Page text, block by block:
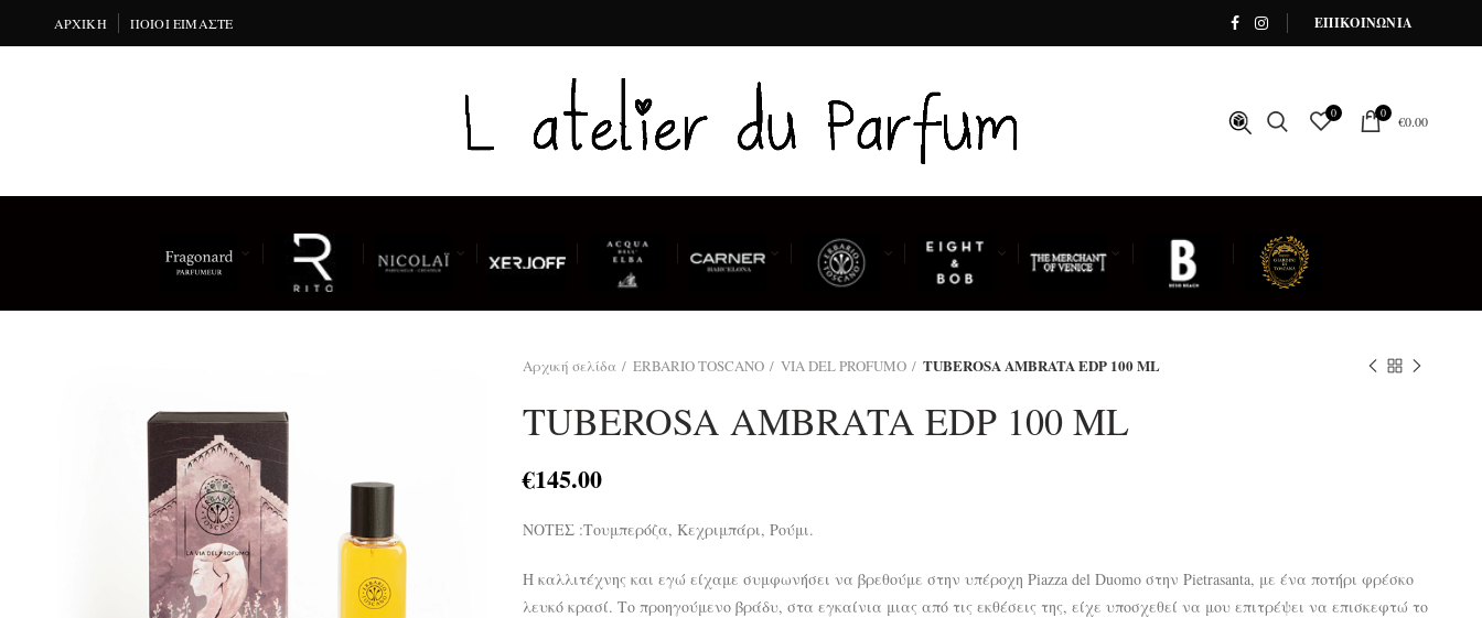
ΑΡΧΙΚΉ ΠΟΙΟΙ ΕΊΜΑΣΤΕ ΕΠΙΚΟΙΝΩΝΙΑ
0 0 €0.00
Αρχική σελίδα ERBARIO TOSCANO VIA DEL PROFUMO TUBEROSA AMBRATA EDP 100 ML
TUBEROSA AMBRATA EDP 100 ML
€145.00
ΝΟΤΕΣ :Τουμπερόζα, Κεχριμπάρι, Ρούμι.
Η καλλιτέχνης και εγώ είχαμε συμφωνήσει να βρεθούμε στην υπέροχη Piazza del Duomo στην Pietrasanta, με ένα ποτήρι φρέσκο
λευκό κρασί. Το προηγούμενο βράδυ, στα εγκαίνια μιας από τις εκθέσεις της, είχε υποσχεθεί να μου επιτρέψει να επισκεφτώ το